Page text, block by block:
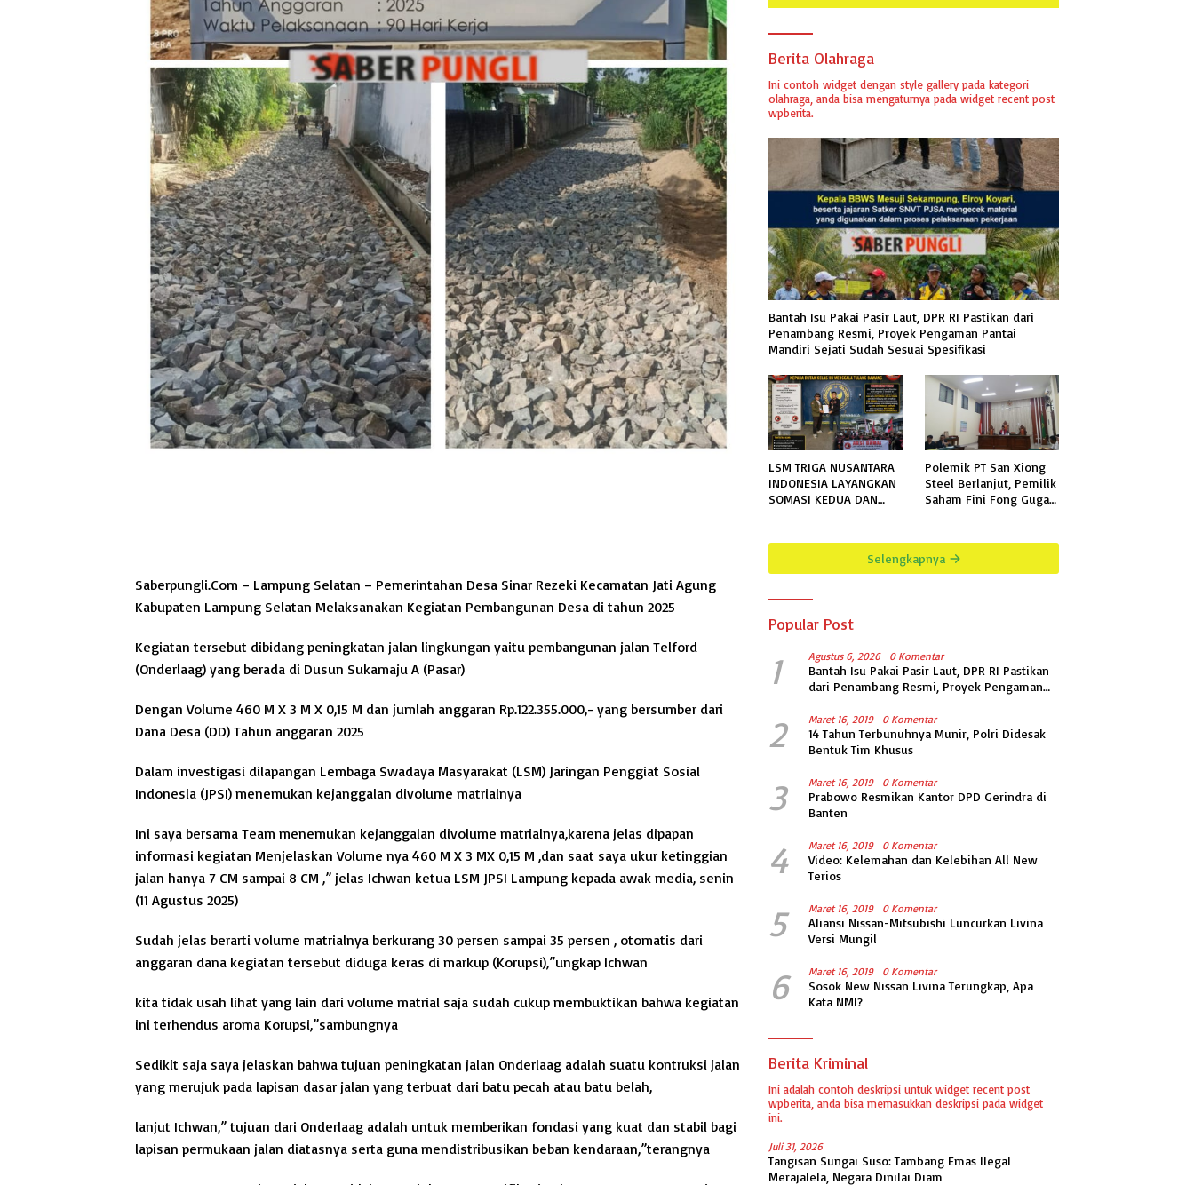
Saberpungli.Com – Lampung Selatan – Pemerintahan Desa Sinar Rezeki Kecamatan Jati Agung
Kabupaten Lampung Selatan Melaksanakan Kegiatan Pembangunan Desa di tahun 2025
Kegiatan tersebut dibidang peningkatan jalan lingkungan yaitu pembangunan jalan Telford
(Onderlaag) yang berada di Dusun Sukamaju A (Pasar)
Dengan Volume 460 M X 3 M X 0,15 M dan jumlah anggaran Rp.122.355.000,- yang bersumber dari
Dana Desa (DD) Tahun anggaran 2025
Dalam investigasi dilapangan Lembaga Swadaya Masyarakat (LSM) Jaringan Penggiat Sosial
Indonesia (JPSI) menemukan kejanggalan divolume matrialnya
Ini saya bersama Team menemukan kejanggalan divolume matrialnya,karena jelas dipapan
informasi kegiatan Menjelaskan Volume nya 460 M X 3 MX 0,15 M ,dan saat saya ukur ketinggian
jalan hanya 7 CM sampai 8 CM ,” jelas Ichwan ketua LSM JPSI Lampung kepada awak media, senin
(11 Agustus 2025)
Sudah jelas berarti volume matrialnya berkurang 30 persen sampai 35 persen , otomatis dari
anggaran dana kegiatan tersebut diduga keras di markup (Korupsi),”ungkap Ichwan
kita tidak usah lihat yang lain dari volume matrial saja sudah cukup membuktikan bahwa kegiatan
ini terhendus aroma Korupsi,”sambungnya
Sedikit saja saya jelaskan bahwa tujuan peningkatan jalan Onderlaag adalah suatu kontruksi jalan
yang merujuk pada lapisan dasar jalan yang terbuat dari batu pecah atau batu belah,
lanjut Ichwan,” tujuan dari Onderlaag adalah untuk memberikan fondasi yang kuat dan stabil bagi
lapisan permukaan jalan diatasnya serta guna mendistribusikan beban kendaraan,”terangnya
Berita Olahraga
Ini contoh widget dengan style gallery pada kategori
olahraga, anda bisa mengaturnya pada widget recent post
wpberita.
Bantah Isu Pakai Pasir Laut, DPR RI Pastikan dari
Penambang Resmi, Proyek Pengaman Pantai
Mandiri Sejati Sudah Sesuai Spesifikasi
LSM TRIGA NUSANTARA
INDONESIA LAYANGKAN
SOMASI KEDUA DAN
MENGGALA TERKAIT
Polemik PT San Xiong
Steel Berlanjut, Pemilik
Saham Fini Fong Gugat
Selengkapnya
Popular Post
1 Agustus 6, 2026 0 Komentar
Bantah Isu Pakai Pasir Laut, DPR RI Pastikan
dari Penambang Resmi, Proyek Pengaman
Spesifikasi
2 Maret 16, 2019 0 Komentar
14 Tahun Terbunuhnya Munir, Polri Didesak
Bentuk Tim Khusus
3 Maret 16, 2019 0 Komentar
Prabowo Resmikan Kantor DPD Gerindra di
Banten
4 Maret 16, 2019 0 Komentar
Video: Kelemahan dan Kelebihan All New
Terios
5 Maret 16, 2019 0 Komentar
Aliansi Nissan-Mitsubishi Luncurkan Livina
Versi Mungil
6 Maret 16, 2019 0 Komentar
Sosok New Nissan Livina Terungkap, Apa
Kata NMI?
Berita Kriminal
Ini adalah contoh deskripsi untuk widget recent post
wpberita, anda bisa memasukkan deskripsi pada widget
ini.
Juli 31, 2026
Tangisan Sungai Suso: Tambang Emas Ilegal
Merajalela, Negara Dinilai Diam